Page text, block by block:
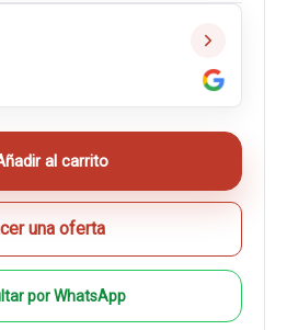
al carrito
una oferta
por WhatsApp